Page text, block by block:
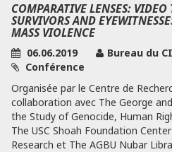
COMPARATIVE LENSES:
SURVIVORS AND
MASS VIOLENCE
06.06.2019
Bureau du
Conférence
Organisée par le Centre de
collaboration avec The George
the Study of Genocide, Human
The USC Shoah Foundation
Research et The AGBU Nubar